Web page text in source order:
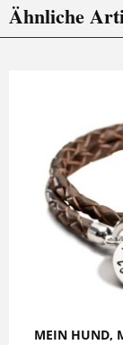
Ähnliche
MEIN HUND,